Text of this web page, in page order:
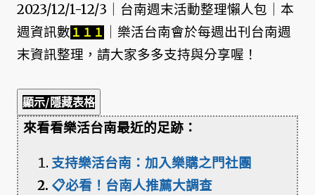
2023/12/1-12/3｜台南週末活動整理懶人包｜本
週資訊數 １１１
｜樂活台南會於每週出刊台南週
末資訊整理，請大家多多支持與分享喔！
顯示/隱藏表格
來看看樂活台南最近的足跡：
支持樂活台南：加入樂購之門社團
📋必看！台南人推薦大調查